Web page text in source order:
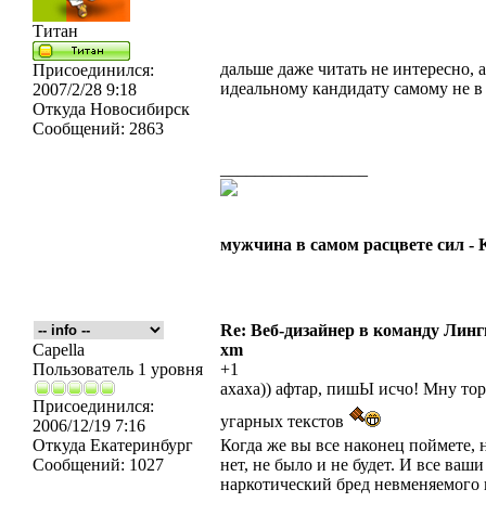
Титан
Присоединился:
2007/2/28 9:18
Откуда Новосибирск
Сообщений: 2863
дальше даже читать не интересно,
идеальному кандидату самому не
мужчина в самом расцвете сил -
Re: Веб-дизайнер в команду
Capella
Пользователь 1 уровня
Присоединился:
2006/12/19 7:16
Откуда Екатеринбург
Сообщений: 1027
xm
+1
ахаха)) афтар, пишЫ исчо! Мну
угарных текстов
Когда же вы все наконец поймете,
нет, не было и не будет. И все
наркотический бред невменяемого